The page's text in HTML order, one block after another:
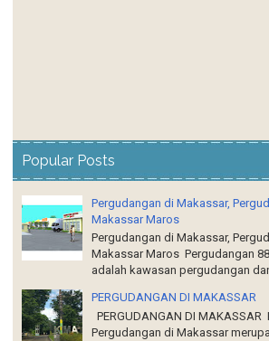
Popular Posts
Pergudangan di Makassar,
Makassar Maros
Pergudangan di Makassar,
Makassar Maros Pergudangan
adalah kawasan pergudangan
PERGUDANGAN DI MAKASSAR
PERGUDANGAN DI
Pergudangan di Makassar